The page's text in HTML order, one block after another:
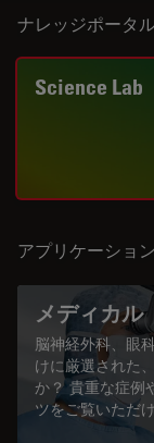
ナレッジポータ
Science Lab
アプリケーショ
メディカル
脳神経外科、眼
けに厳選された
か？ 貴重な症例
ツをご覧いただ